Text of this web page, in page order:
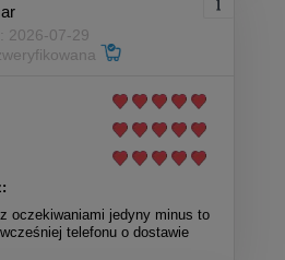
2026-07-29
oczekiwaniami jedyny minus to
telefonu o dostawie